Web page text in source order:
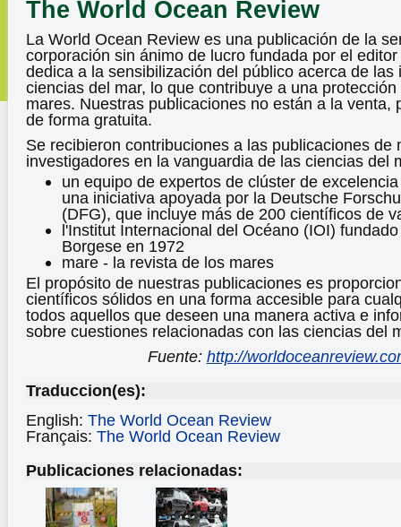
The World Ocean Review
La World Ocean Review es una publicación de la
corporación sin ánimo de lucro fundada por el
dedica a la sensibilización del público acerca de las
ciencias del mar, lo que contribuye a una
mares. Nuestras publicaciones no están a la venta,
de forma gratuita.
Se recibieron contribuciones a las publicaciones de
investigadores en la vanguardia de las ciencias del
un equipo de expertos de clúster de
una iniciativa apoyada por la Deutsche
(DFG), que incluye más de 200 científicos de
l'Institut Internacional del Océano (IOI)
Borgese en 1972
mare - la revista de los mares
El propósito de nuestras publicaciones es
científicos sólidos en una forma accesible para
todos aquellos que deseen una manera activa e
sobre cuestiones relacionadas con las ciencias del
Fuente: http://
Traduccion(es):
English: The World Ocean Review
Français: The World Ocean Review
Publicaciones relacionadas: